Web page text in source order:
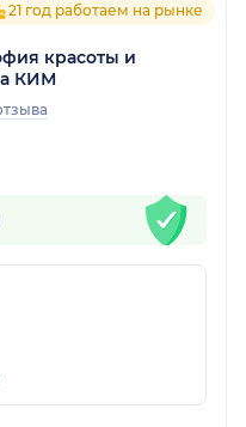
21 год работаем на рынке
красоты и
КИМ